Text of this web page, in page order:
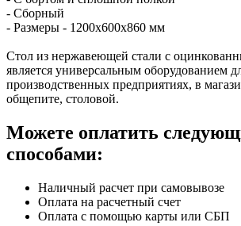
- Сборный
- Размеры - 1200х600х860 мм
Стол из нержавеющей стали с
является универсальным оборудованием
производственных предприятиях, в
общепите, столовой.
Можете оплатить
способами:
Наличный расчет при самовывозе
Оплата на расчетный счет
Оплата с помощью карты или СБП